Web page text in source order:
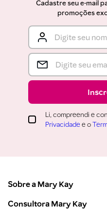
Cadastre seu e-mail
promoções
Li, compreendi e
Privacidade e o
Sobre a Mary Kay
Consultora Mary Kay